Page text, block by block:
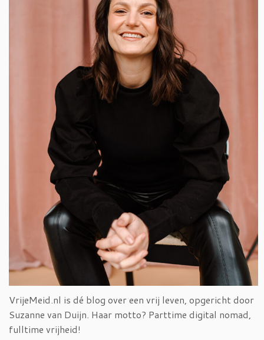
VrijeMeid.nl is dé blog over een vrij leven, opgericht door
Suzanne van Duijn. Haar motto? Parttime digital nomad,
fulltime vrijheid!